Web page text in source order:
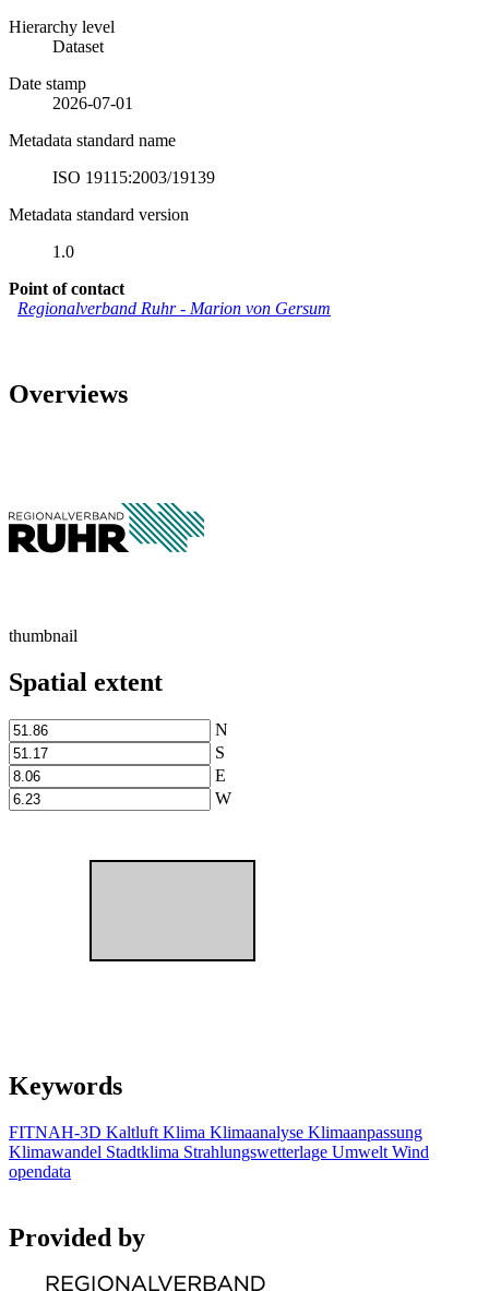
Hierarchy level
Dataset
Date stamp
2026-07-01
Metadata standard name
ISO 19115:2003/19139
Metadata standard version
1.0
Point of contact
Regionalverband Ruhr- Marion von Gersum
Overviews
thumbnail
Spatial extent
N
S
E
W
Keywords
FITNAH-3D Kaltluft Klima Klimaanalyse Klimaanpassung
Klimawandel Stadtklima Strahlungswetterlage Umwelt Wind
opendata
Provided by